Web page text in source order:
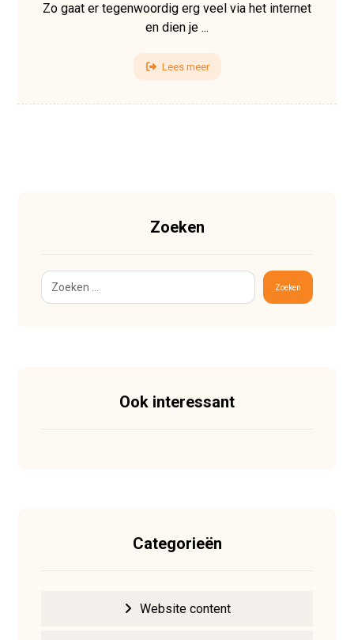
Zo gaat er tegenwoordig erg veel via het internet
en dien je ...
Lees meer
Zoeken
Zoeken
Ook interessant
Categorieën
Website content